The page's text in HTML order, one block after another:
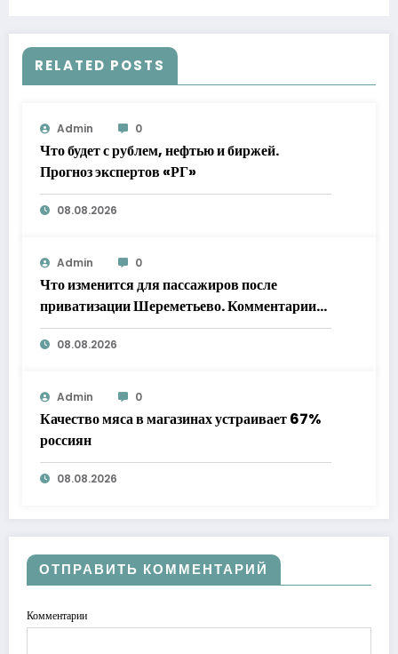
RELATED POSTS
Admin 0
Что будет с рублем, нефтью и биржей.
Прогноз экспертов «РГ»
08.08.2026
Admin 0
Что изменится для пассажиров после
приватизации Шереметьево. Комментарии
экспертов «РГ»
08.08.2026
Admin 0
Качество мяса в магазинах устраивает 67%
россиян
08.08.2026
ОТПРАВИТЬ КОММЕНТАРИЙ
Комментарии